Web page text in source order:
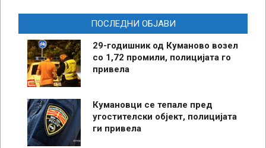
ПОСЛЕДНИ ОБЈАВИ
29-годишник од Куманово возел
со 1,72 промили, полицијата го
привела
Кумановци се тепале пред
угостителски објект, полицијата
ги привела